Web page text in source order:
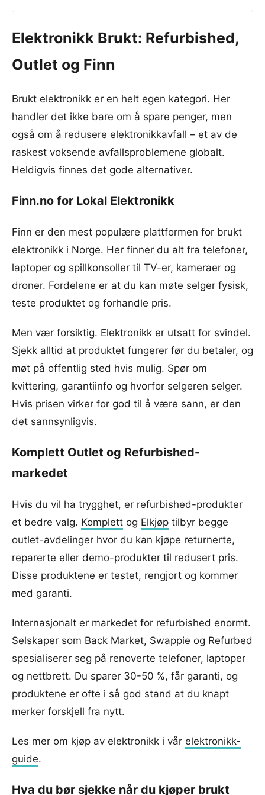
Elektronikk Brukt: Refurbished,
Outlet og Finn
Brukt elektronikk er en helt egen kategori. Her
handler det ikke bare om å spare penger, men
også om å redusere elektronikkavfall – et av de
raskest voksende avfallsproblemene globalt.
Heldigvis finnes det gode alternativer.
Finn.no for Lokal Elektronikk
Finn er den mest populære plattformen for brukt
elektronikk i Norge. Her finner du alt fra telefoner,
laptoper og spillkonsoller til TV-er, kameraer og
droner. Fordelene er at du kan møte selger fysisk,
teste produktet og forhandle pris.
Men vær forsiktig. Elektronikk er utsatt for svindel.
Sjekk alltid at produktet fungerer før du betaler, og
møt på offentlig sted hvis mulig. Spør om
kvittering, garantiinfo og hvorfor selgeren selger.
Hvis prisen virker for god til å være sann, er den
det sannsynligvis.
Komplett Outlet og Refurbished-
markedet
Hvis du vil ha trygghet, er refurbished-produkter
et bedre valg. Komplett og Elkjøp tilbyr begge
outlet-avdelinger hvor du kan kjøpe returnerte,
reparerte eller demo-produkter til redusert pris.
Disse produktene er testet, rengjort og kommer
med garanti.
Internasjonalt er markedet for refurbished enormt.
Selskaper som Back Market, Swappie og Refurbed
spesialiserer seg på renoverte telefoner, laptoper
og nettbrett. Du sparer 30-50 %, får garanti, og
produktene er ofte i så god stand at du knapt
merker forskjell fra nytt.
Les mer om kjøp av elektronikk i vår elektronikk-
guide.
Hva du bør sjekke når du kjøper brukt